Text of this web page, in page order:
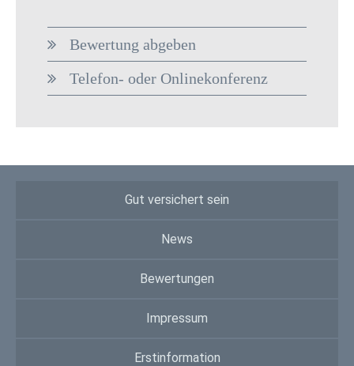
Bewertung abgeben
Telefon- oder Onlinekonferenz
Gut versichert sein
News
Bewertungen
Impressum
Erstinformation